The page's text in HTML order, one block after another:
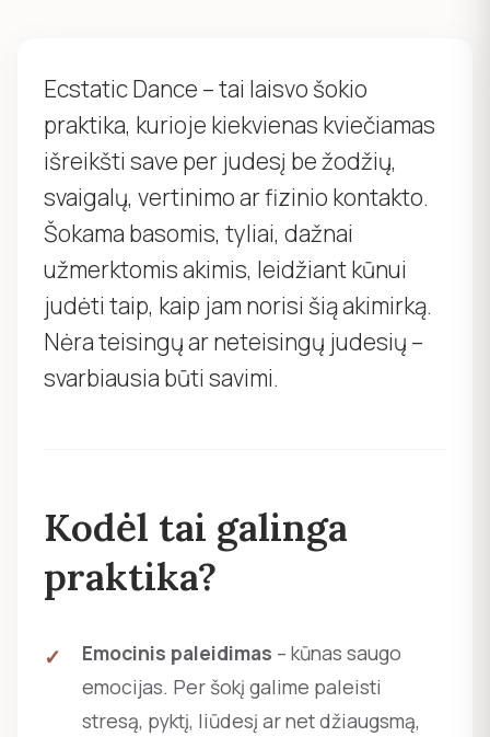
Ecstatic Dance – tai laisvo šokio
praktika, kurioje kiekvienas kviečiamas
išreikšti save per judesį be žodžių,
svaigalų, vertinimo ar fizinio kontakto.
Šokama basomis, tyliai, dažnai
užmerktomis akimis, leidžiant kūnui
judėti taip, kaip jam norisi šią akimirką.
Nėra teisingų ar neteisingų judesių –
svarbiausia būti savimi.
Kodėl tai galinga
praktika?
Emocinis paleidimas – kūnas saugo
emocijas. Per šokį galime paleisti
stresą, pyktį, liūdesį ar net džiaugsmą,